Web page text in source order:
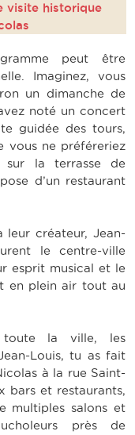
visite historique
peut être
Imaginez, vous
un dimanche de
noté un concert
guidée des tours,
vous ne préféreriez
sur la terrasse de
d’un restaurant
leur créateur, Jean-
le centre-ville
esprit musical et le
en plein air tout au
toute la ville, les
Louis, tu as fait
à la rue Saint-
bars et restaurants,
multiples salons et
près de